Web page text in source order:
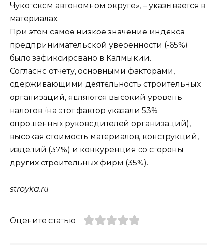
Чукотском автономном округе», – указывается в
материалах.
При этом самое низкое значение индекса
предпринимательской уверенности (-65%)
было зафиксировано в Калмыкии.
Согласно отчету, основными факторами,
сдерживающими деятельность строительных
организаций, являются высокий уровень
налогов (на этот фактор указали 53%
опрошенных руководителей организаций),
высокая стоимость материалов, конструкций,
изделий (37%) и конкуренция со стороны
других строительных фирм (35%).
stroyka.ru
Оцените статью